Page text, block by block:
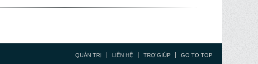
QUẢN TRỊ LIÊN HỆ TRỢ GIÚP GO TO TOP